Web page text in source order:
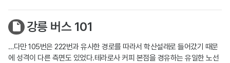
강릉 버스 101
…다만 105번은 222번과 유사한 경로를 따라서 학산설래로 들어갔기 때문
에 성격이 다른 측면도 있었다.테라로사 커피 본점을 경유하는 유일한 노선